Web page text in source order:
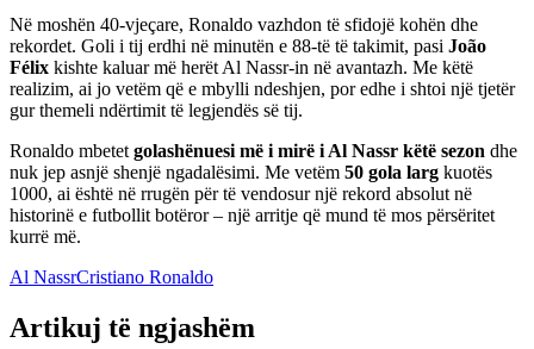
Në moshën 40-vjeçare, Ronaldo vazhdon të sfidojë kohën dhe
rekordet. Goli i tij erdhi në minutën e 88-të të takimit, pasi João
Félix kishte kaluar më herët Al Nassr-in në avantazh. Me këtë
realizim, ai jo vetëm që e mbylli ndeshjen, por edhe i shtoi një tjetër
gur themeli ndërtimit të legjendës së tij.
Ronaldo mbetet golashënuesi më i mirë i Al Nassr këtë sezon dhe
nuk jep asnjë shenjë ngadalësimi. Me vetëm 50 gola larg kuotës
1000, ai është në rrugën për të vendosur një rekord absolut në
historinë e futbollit botëror – një arritje që mund të mos përsëritet
kurrë më.
Al NassrCristiano Ronaldo
Artikuj të ngjashëm